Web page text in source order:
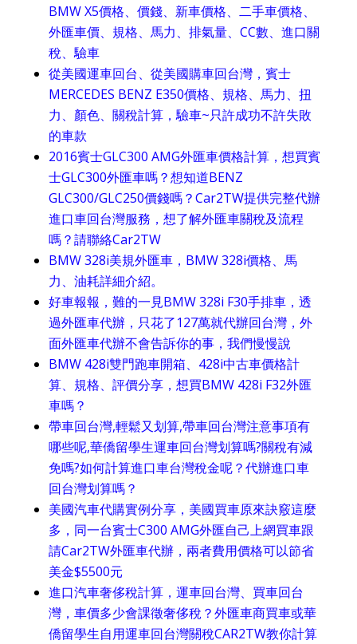
BMW X5價格、價錢、新車價格、二手車價格、
外匯車價、規格、馬力、排氣量、CC數、進口關
稅、驗車
從美國運車回台、從美國購車回台灣，賓士
MERCEDES BENZ E350價格、規格、馬力、扭
力、顏色、關稅計算，驗車~只許成功不許失敗
的車款
2016賓士GLC300 AMG外匯車價格計算，想買賓
士GLC300外匯車嗎？想知道BENZ
GLC300/GLC250價錢嗎？Car2TW提供完整代辦
進口車回台灣服務，想了解外匯車關稅及流程
嗎？請聯絡Car2TW
BMW 328i美規外匯車，BMW 328i價格、馬
力、油耗詳細介紹。
好車報報，難的一見BMW 328i F30手排車，透
過外匯車代辦，只花了127萬就代辦回台灣，外
面外匯車代辦不會告訴你的事，我們慢慢說
BMW 428i雙門跑車開箱、428i中古車價格計
算、規格、評價分享，想買BMW 428i F32外匯
車嗎？
帶車回台灣,輕鬆又划算,帶車回台灣注意事項有
哪些呢,華僑留學生運車回台灣划算嗎?關稅有減
免嗎?如何計算進口車台灣稅金呢？代辦進口車
回台灣划算嗎？
美國汽車代購實例分享，美國買車原來訣竅這麼
多，同一台賓士C300 AMG外匯自己上網買車跟
請Car2TW外匯車代辦，兩者費用價格可以節省
美金$5500元
進口汽車奢侈稅計算，運車回台灣、買車回台
灣，車價多少會課徵奢侈稅？外匯車商買車或華
僑留學生自用運車回台灣關稅CAR2TW教你計算